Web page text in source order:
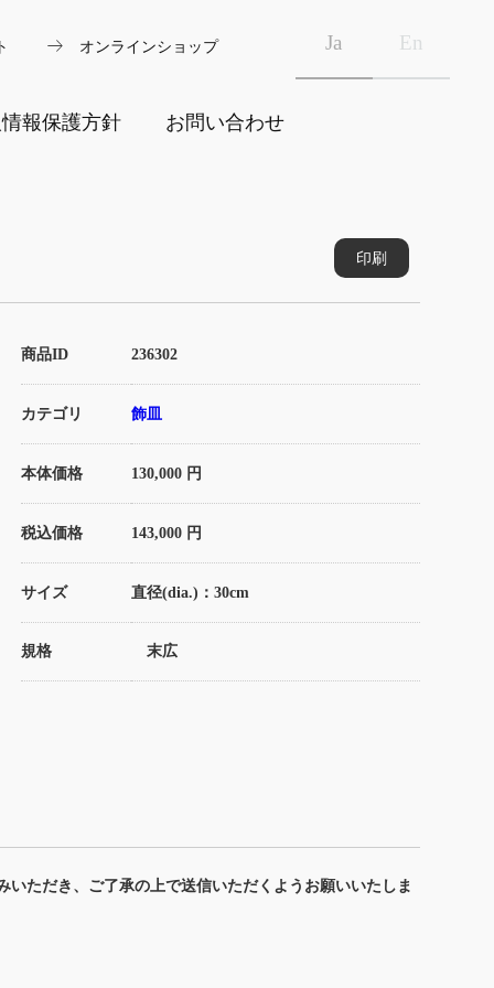
arrow_right_alt オンラインショップ Ja En
報保護方針 お問い合わせ
印刷
商品ID 236302
カテゴリ 飾皿
本体価格 130,000 円
税込価格 143,000 円
サイズ 直径(dia.)：30cm
規格 末広
ただき、ご了承の上で送信いただくようお願いいたしま